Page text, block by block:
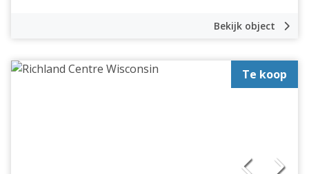
Bekijk object
Te koop